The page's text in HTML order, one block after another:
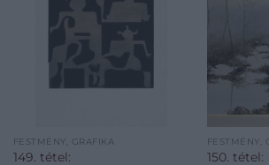
FESTMÉNY, GRAFIKA
149. tétel:
FESTMÉNY,
150. tétel: